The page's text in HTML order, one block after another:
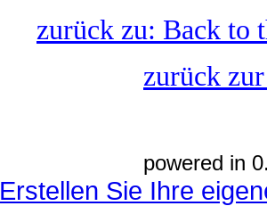
zurück zu: Back to
zurück
powered in
Erstellen Sie Ihre